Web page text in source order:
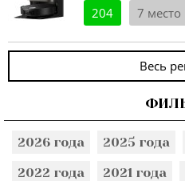
204 7 место
Весь
2026 года 2025 года
2022 года
2021 года